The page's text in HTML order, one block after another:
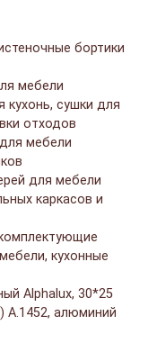
бортики
мебели
кухонь, сушки для
отходов
мебели
для мебели
каркасов и
кухонные
Alphalux, 30*25
A.1452, алюминий